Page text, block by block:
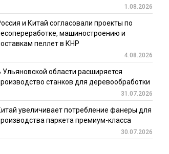
1.08.2026
и Китай согласовали проекты по
машиностроению и
пеллет в КНР
4.08.2026
Ульяновской области расширяется
станков для деревообработки
31.07.2026
увеличивает потребление фанеры для
паркета премиум-класса
30.07.2026